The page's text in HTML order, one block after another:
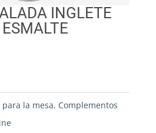
INGLETE
la mesa, Complementos